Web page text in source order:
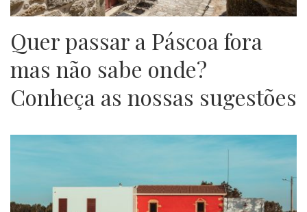
Quer passar a Páscoa fora
mas não sabe onde?
Conheça as nossas sugestões